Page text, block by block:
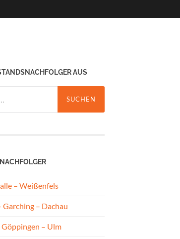
AUS
– Weißenfels
Garching – Dachau
– Ulm